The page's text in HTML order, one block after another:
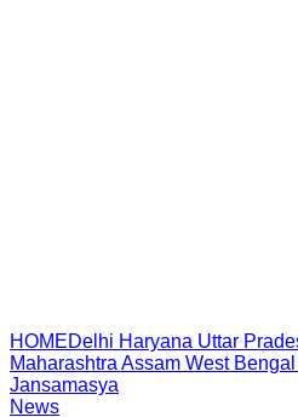
HOMEDelhi Haryana Uttar
Maharashtra Assam West Bengal
Jansamasya
News